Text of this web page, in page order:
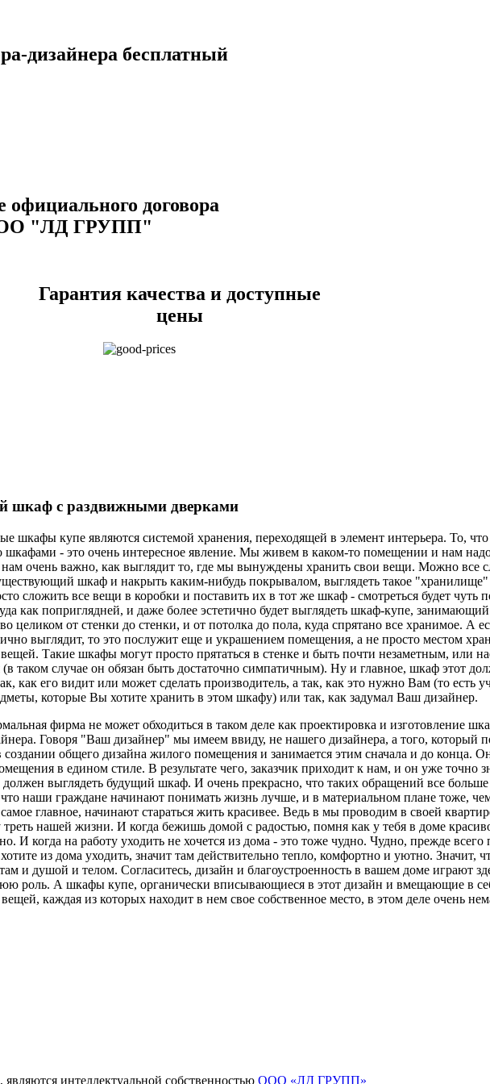
дизайнера бесплатный
официального договора
"ЛД ГРУПП"
Гарантия качества и доступные
цены
шкаф с раздвижными дверками
шкафы купе являются системой хранения, переходящей в элемент интерьера. То, что
шкафами - это очень интересное явление. Мы живем в каком-то помещении и нам надо
очень важно, как выглядит то, где мы вынуждены хранить свои вещи. Можно все
шкаф и накрыть каким-нибудь покрывалом, выглядеть такое "хранилище"
сложить все вещи в коробки и поставить их в тот же шкаф - смотреться будет чуть
как поприглядней, и даже более эстетично будет выглядеть шкаф-купе,
целиком от стенки до стенки, и от потолка до пола, куда спрятано все хранимое. А
выглядит, то это послужит еще и украшением помещения, а не просто местом
Такие шкафы могут просто прятаться в стенке и быть почти незаметным, или
(в таком случае он обязан быть достаточно симпатичным). Ну и главное, шкаф этот
как его видит или может сделать производитель, а так, как это нужно Вам (то есть
которые Вы хотите хранить в этом шкафу) или так, как задумал Ваш дизайнер.
фирма не может обходиться в таком деле как проектировка и изготовление
Говоря "Ваш дизайнер" мы имеем ввиду, не нашего дизайнера, а того, который
создании общего дизайна жилого помещения и занимается этим сначала и до конца.
в едином стиле. В результате чего, заказчик приходит к нам, и он уже точно
должен выглядеть будущий шкаф. И очень прекрасно, что таких обращений все
что наши граждане начинают понимать жизнь лучше, и в материальном плане тоже,
главное, начинают стараться жить красивее. Ведь в мы проводим в своей
треть нашей жизни. И когда бежишь домой с радостью, помня как у тебя в доме
И когда на работу уходить не хочется из дома - это тоже чудно. Чудно, прежде всего
из дома уходить, значит там действительно тепло, комфортно и уютно. Значит,
и душой и телом. Согласитесь, дизайн и благоустроенность в вашем доме играют
роль. А шкафы купе, органически вписывающиеся в этот дизайн и вмещающие в
каждая из которых находит в нем свое собственное место, в этом деле очень
интеллектуальной собственностью ООО «ЛД ГРУПП»